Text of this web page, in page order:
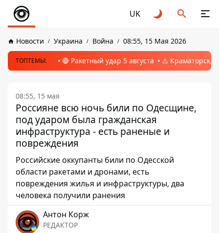
UK
Новости Украина Война 08:55, 15 Мая 2026
ТОПТЕМЫ: 🔴 Ракетный удар 5 августа ⚠️ Краматорск,
08:55, 15 мая
Россияне всю ночь били по Одесщине,
под ударом была гражданская
инфраструктура - есть раненые и
повреждения
Российские оккупанты били по Одесской
области ракетами и дронами, есть
повреждения жилья и инфраструктуры, два
человека получили ранения
Антон Корж
РЕДАКТОР